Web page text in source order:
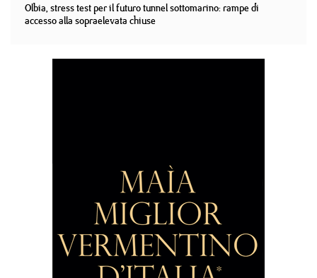
Olbia, stress test per il futuro tunnel sottomarino: rampe di
accesso alla sopraelevata chiuse